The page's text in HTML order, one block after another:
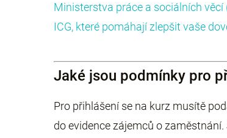
Ministerstva práce a sociálních věcí
ICG, které pomáhají zlepšit vaše
Jaké jsou podmínky pro
Pro přihlášení se na kurz musítě
do evidence zájemců o